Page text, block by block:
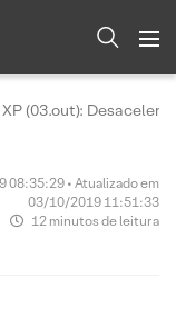
(03.out):
08:35:29 • Atualizado em
03/10/2019 11:51:33
12 minutos de leitura